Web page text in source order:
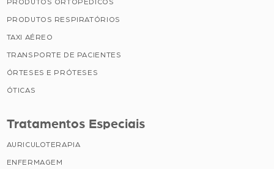
PRODUTOS ORTOPÉDICOS
PRODUTOS RESPIRATÓRIOS
TAXI AÉREO
TRANSPORTE DE PACIENTES
ÓRTESES E PRÓTESES
ÓTICAS
Tratamentos Especiais
AURICULOTERAPIA
ENFERMAGEM